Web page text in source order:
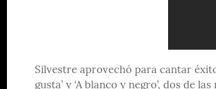
Silvestre aprovechó para cantar
gusta’ y ‘A blanco y negro’, dos de